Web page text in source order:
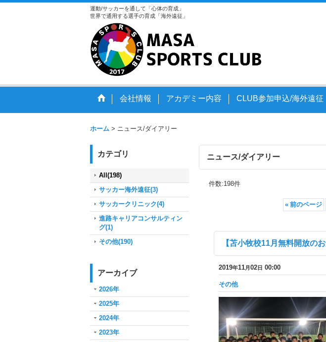
運動/サッカーを通して「心体の育成」
世界で通用する選手の育成「海外遠征」
会社情報 アカデミー内容 CLUB参加申込/海外遠征
ホーム > ニュース/ダイアリー
カテゴリ
All(198)
サッカー海外遠征(3)
サッカークリニック(4)
進路キャリアコンサルティン
グ(1)
その他(190)
アーカイブ
2026年
2025年
2024年
2023年
ニュース/ダイアリー
件数:198件
« 前のページ
【苫小牧校11月無料開放のお
2019年11月02日 00:00
その他